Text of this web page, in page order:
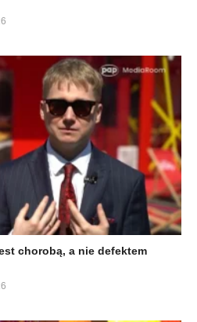
chorobą, a nie defektem